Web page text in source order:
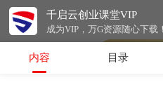
千启云创业课堂VIP
成为VIP，万G资源随心下载！
收费课程，购买
内容 目录